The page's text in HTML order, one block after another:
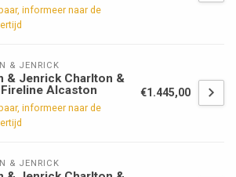
informeer naar de
& JENRICK
& Jenrick Charlton &
Alcaston
informeer naar de
€1.445,00
& JENRICK